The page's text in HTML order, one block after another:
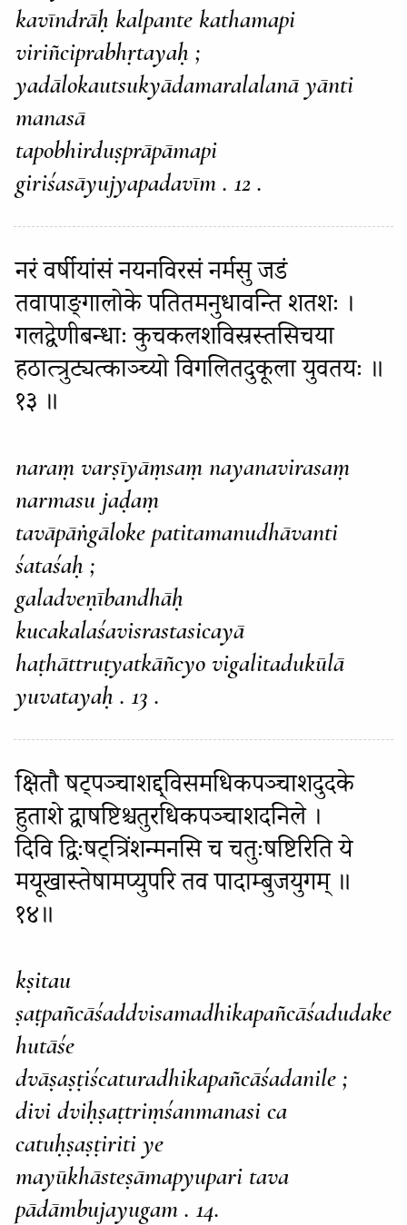
kavīndrāḥ kalpante kathamapi
viriñciprabhṛtayaḥ ;
yadālokautsukyādamaralalanā yānti
manasā
tapobhirduṣprāpāmapi
giriśasāyujyapadavīm . 12 .
नरं वर्षीयांसं नयनविरसं नर्मसु जडं
तवापाङ्गालोके पतितमनुधावन्ति शतशः ।
गलद्वेणीबन्धाः कुचकलशविस्रस्तसिचया
हठात्त्रुट्यत्काञ्च्यो विगलितदुकूला युवतयः ॥
१३ ॥
naraṃ varṣīyāṃsaṃ nayanavirasaṃ
narmasu jaḍaṃ
tavāpāṅgāloke patitamanudhāvanti
śataśaḥ ;
galadveṇībandhāḥ
kucakalaśavisrastasicayā
haṭhāttruṭyatkāñcyo vigalitadukūlā
yuvatayaḥ . 13 .
क्षितौ षट्पञ्चाशद्द्विसमधिकपञ्चाशदुदके
हुताशे द्वाषष्टिश्चतुरधिकपञ्चाशदनिले ।
दिवि द्विःषट्त्रिंशन्मनसि च चतुःषष्टिरिति ये
मयूखास्तेषामप्युपरि तव पादाम्बुजयुगम् ॥
१४॥
kṣitau
ṣaṭpañcāśaddvisamadhikapañcāśadudake
hutāśe
dvāṣaṣṭiścaturadhikapañcāśadanile ;
divi dviḥṣaṭtriṃśanmanasi ca
catuḥṣaṣṭiriti ye
mayūkhāsteṣāmapyupari tava
pādāmbujayugam . 14.